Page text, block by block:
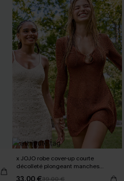
x JOJO robe cover-up courte
décolleté plongeant manches
33,00 €39,00 €